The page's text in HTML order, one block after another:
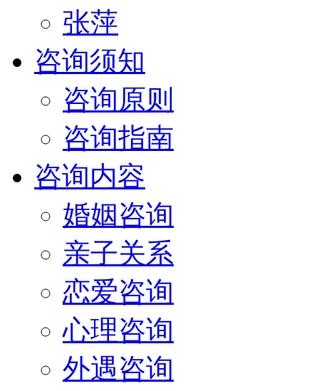
张萍
咨询须知
咨询原则
咨询指南
咨询内容
婚姻咨询
亲子关系
恋爱咨询
心理咨询
外遇咨询